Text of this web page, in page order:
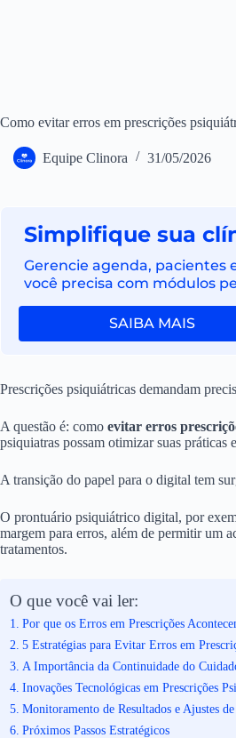
Como evitar erros em prescrições
Equipe Clinora 31/05/2026
Simplifique sua
Gerencie agenda, pacientes
você precisa com módulos
SAIBA MAIS
Prescrições psiquiátricas demandam
A questão é: como evitar erros
psiquiatras possam otimizar suas práticas
A transição do papel para o digital tem
O prontuário psiquiátrico digital, por
margem para erros, além de permitir um
tratamentos.
O que você vai ler:
Por que os Erros em Prescrições
5 Estratégias para Evitar Erros em
A Importância da Continuidade do
Inovações Tecnológicas em Prescrições
Monitoramento de Resultados e Ajustes
Próximos Passos Estratégicos